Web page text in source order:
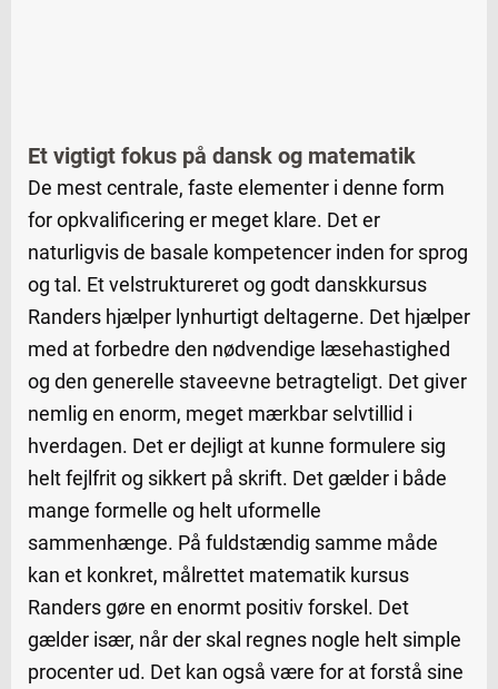
Et vigtigt fokus på dansk og matematik
De mest centrale, faste elementer i denne form
for opkvalificering er meget klare. Det er
naturligvis de basale kompetencer inden for sprog
og tal. Et velstruktureret og godt danskkursus
Randers hjælper lynhurtigt deltagerne. Det hjælper
med at forbedre den nødvendige læsehastighed
og den generelle staveevne betragteligt. Det giver
nemlig en enorm, meget mærkbar selvtillid i
hverdagen. Det er dejligt at kunne formulere sig
helt fejlfrit og sikkert på skrift. Det gælder i både
mange formelle og helt uformelle
sammenhænge. På fuldstændig samme måde
kan et konkret, målrettet matematik kursus
Randers gøre en enormt positiv forskel. Det
gælder især, når der skal regnes nogle helt simple
procenter ud. Det kan også være for at forstå sine